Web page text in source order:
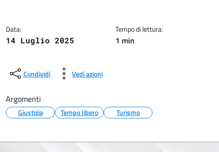
Data:
14 Luglio 2025
Tempo di lettura:
1 min
Condividi Vedi azioni
Argomenti
Giustizia Tempo libero Turismo